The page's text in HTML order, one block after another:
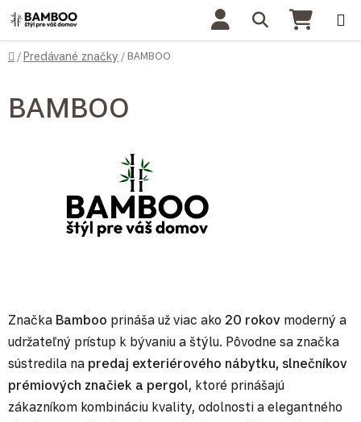
Prejsť na obsah Hľadať
Domov
/Predávané značky /BAMBOO
BAMBOO
Značka Bamboo prináša už viac ako 20 rokov moderný a
udržateľný prístup k bývaniu a štýlu. Pôvodne sa značka
sústredila na predaj exteriérového nábytku, slnečníkov
prémiových značiek a pergol, ktoré prinášajú
zákazníkom kombináciu kvality, odolnosti a elegantného